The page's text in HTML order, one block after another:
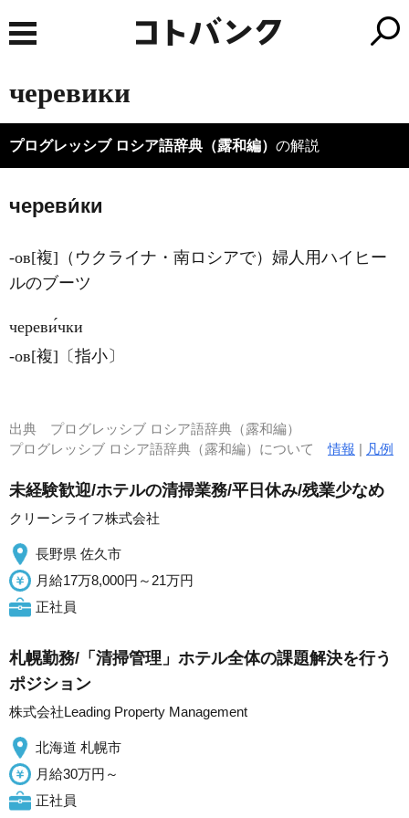
черевики
プログレッシブ ロシア語辞典（露和編） の解説
череви́ки
-ов[複]（ウクライナ・南ロシアで）婦人用ハイヒー
ルのブーツ
череви́чки
-ов[複]〔指小〕
出典 プログレッシブ ロシア語辞典（露和編）
プログレッシブ ロシア語辞典（露和編）について情報 | 凡例
未経験歓迎/ホテルの清掃業務/平日休み/残業少なめ
クリーンライフ株式会社
長野県 佐久市
月給17万8,000円～21万円
正社員
札幌勤務/「清掃管理」ホテル全体の課題解決を行う
ポジション
株式会社Leading Property Management
北海道 札幌市
月給30万円～
正社員